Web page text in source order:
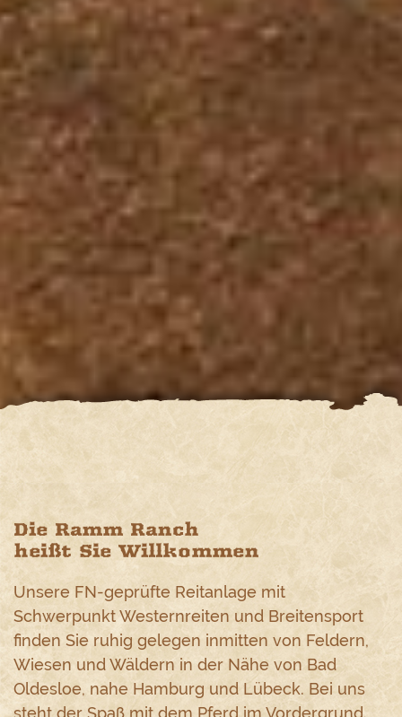
Die Ramm Ranch
heißt Sie Willkommen
Unsere FN-geprüfte Reitanlage mit
Schwerpunkt Westernreiten und Breitensport
finden Sie ruhig gelegen inmitten von Feldern,
Wiesen und Wäldern in der Nähe von Bad
Oldesloe, nahe Hamburg und Lübeck. Bei uns
steht der Spaß mit dem Pferd im Vordergrund.